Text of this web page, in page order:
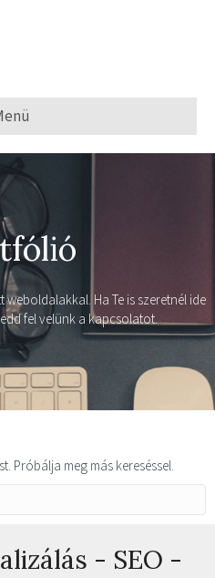
Ha Te is szeretnél ide
fel velünk a kapcsolatot.
Próbálja meg más kereséssel.
- SEO -